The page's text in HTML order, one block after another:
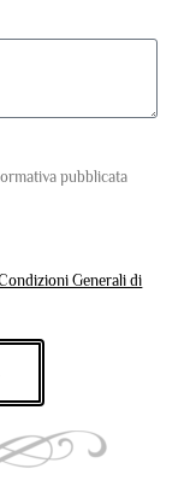
pubblicata
Generali di